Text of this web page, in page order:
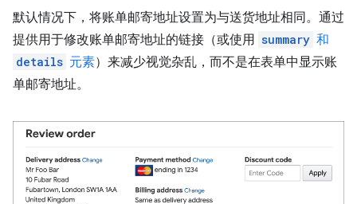
默认情况下，将账单邮寄地址设置为与送货地址相同。通过
提供用于修改账单邮寄地址的链接（或使用 summary 和
details 元素）来减少视觉杂乱，而不是在表单中显示账
单邮寄地址。